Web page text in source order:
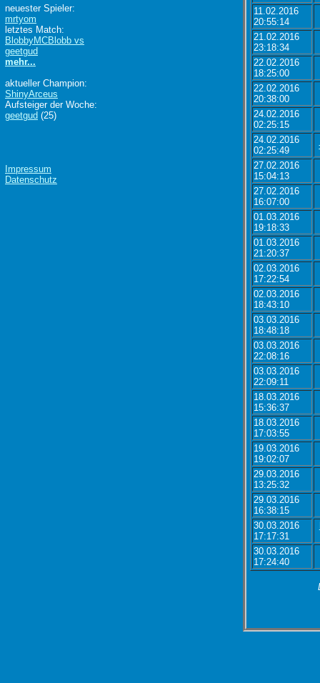
11.02.2016
20:55:14
21.02.2016
23:18:34
22.02.2016
18:25:00
22.02.2016
20:38:00
24.02.2016
02:25:15
24.02.2016
02:25:49
27.02.2016
15:04:13
27.02.2016
16:07:00
01.03.2016
19:18:33
01.03.2016
21:20:37
02.03.2016
17:22:54
02.03.2016
18:43:10
03.03.2016
18:48:18
03.03.2016
22:08:16
03.03.2016
22:09:11
18.03.2016
15:36:37
18.03.2016
17:03:55
19.03.2016
19:02:07
29.03.2016
13:25:32
29.03.2016
16:38:15
30.03.2016
17:17:31
30.03.2016
17:24:40
neuester Spieler:
mrtyom
letztes Match:
BlobbyMCBlobb vs
geetgud
mehr...
aktueller Champion:
ShinyArceus
Aufsteiger der Woche:
geetgud (25)
Impressum
Datenschutz